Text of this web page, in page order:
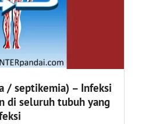
/ septikemia) – Infeksi
di seluruh tubuh yang